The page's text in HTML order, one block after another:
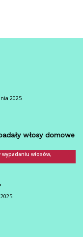
2025
włosy domowe
włosów,